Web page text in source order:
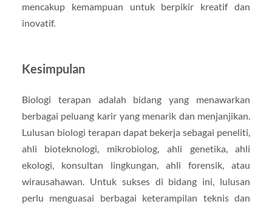
mencakup kemampuan untuk berpikir kreatif dan
inovatif.
Kesimpulan
Biologi terapan adalah bidang yang menawarkan
berbagai peluang karir yang menarik dan menjanjikan.
Lulusan biologi terapan dapat bekerja sebagai peneliti,
ahli bioteknologi, mikrobiolog, ahli genetika, ahli
ekologi, konsultan lingkungan, ahli forensik, atau
wirausahawan. Untuk sukses di bidang ini, lulusan
perlu menguasai berbagai keterampilan teknis dan